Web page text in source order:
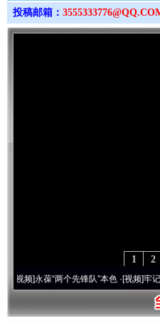
投稿邮箱：
2
1
永葆“两个先锋队”本色·[视频]牢记初心使